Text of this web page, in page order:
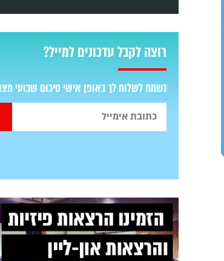
רוצה לקבל עדכונים למייל?
נשמח לשלוח לך באופן אישי סיכום שבועי